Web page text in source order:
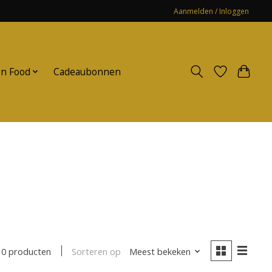
Aanmelden / Inloggen
Food Cadeaubonnen
0 producten Sorteren op Meest bekeken